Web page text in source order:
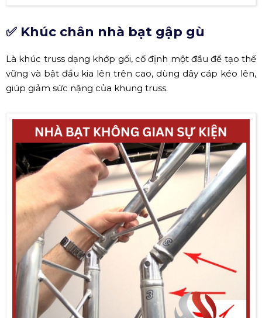
✅ Khúc chân nhà bạt gập gù
Là khúc truss dạng khớp gối, cố định một đầu để tạo thế
vững và bật đầu kia lên trên cao, dùng dây cáp kéo lên,
giúp giảm sức nặng của khung truss.